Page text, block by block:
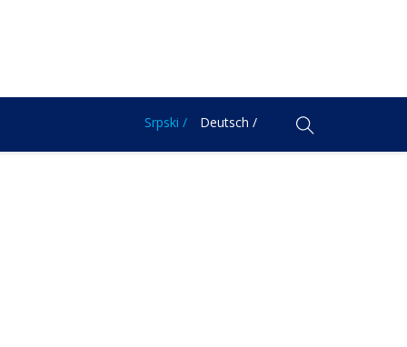
Srpski / Deutsch /